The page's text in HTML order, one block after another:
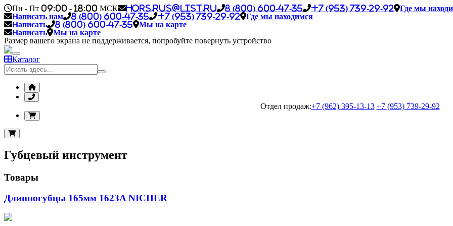
Пн - Пт 09:00 - 18:00 МСК hors.rus@list.ru 8 (800) 600-47-35 +7 (953) 739-29-92
Где мы
Написать нам
8 (800) 600-47-35 +7 (953) 739-29-92
Где мы находимся
Написать
8 (800) 600-47-35
Мы на карте
Написать
Мы на карте
Размер вашего экрана не поддерживается, попробуйте повернуть устройство
Каталог
Отдел продаж:+7 (962) 395-13-13 +7 (953) 739-29-92
Губцевый инструмент
Товары
Длинногубцы 165мм 1623A NICHER